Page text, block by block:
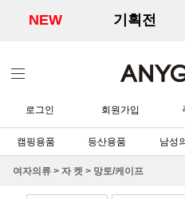
NEW 기획전
로그인 회원가입
캠핑용품 등산용품 남성
여자의류 > 자 켓 > 망토/케이프